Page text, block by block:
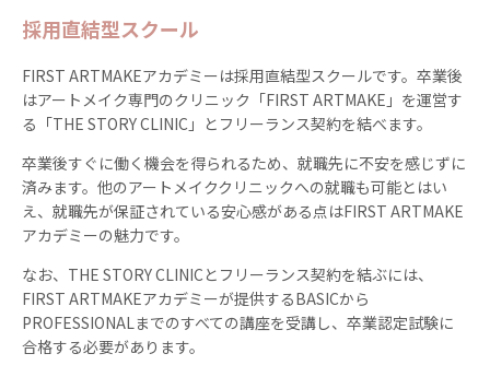
採用直結型スクール
FIRST ARTMAKEアカデミーは採用直結型スクールです。卒業後
はアートメイク専門のクリニック「FIRST ARTMAKE」を運営す
る「THE STORY CLINIC」とフリーランス契約を結べます。
卒業後すぐに働く機会を得られるため、就職先に不安を感じずに
済みます。他のアートメイククリニックへの就職も可能とはい
え、就職先が保証されている安心感がある点はFIRST ARTMAKE
アカデミーの魅力です。
なお、THE STORY CLINICとフリーランス契約を結ぶには、
FIRST ARTMAKEアカデミーが提供するBASICから
PROFESSIONALまでのすべての講座を受講し、卒業認定試験に
合格する必要があります。